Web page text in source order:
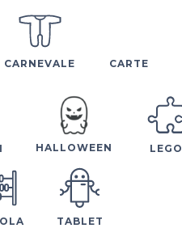
CARNEVALE CARTE
HALLOWEEN LEGO
TABLET